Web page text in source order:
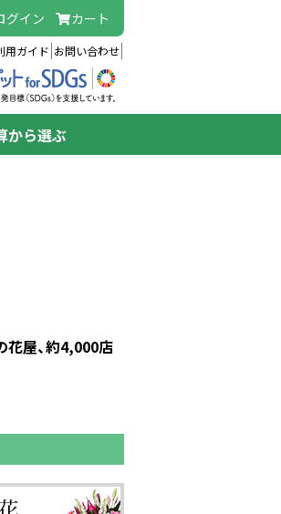
グイン カート
用ガイド お問い合わせ
から選ぶ
屋、約4,000店